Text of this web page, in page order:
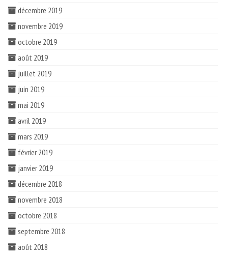
décembre 2019
novembre 2019
octobre 2019
août 2019
juillet 2019
juin 2019
mai 2019
avril 2019
mars 2019
février 2019
janvier 2019
décembre 2018
novembre 2018
octobre 2018
septembre 2018
août 2018